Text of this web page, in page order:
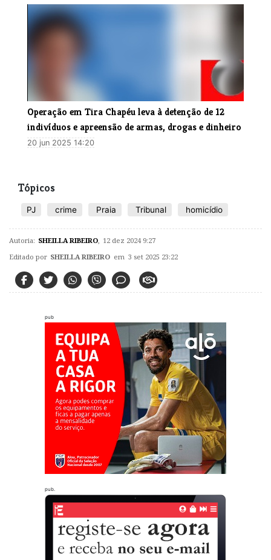
Operação em Tira Chapéu leva à detenção de 12
indivíduos e apreensão de armas, drogas e dinheiro
20 jun 2025 14:20
Tópicos
PJ crime Praia Tribunal homicídio
Autoria: SHEILLA RIBEIRO 12 dez 2024 9:27
Editado por SHEILLA RIBEIRO em 3 set 2025 23:22
pub
pub.